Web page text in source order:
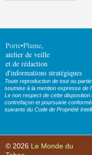
Porte•Plume,
atelier de veille
et de rédaction
d'informations stratégiques
Toute reproduction de tout ou
soumise à la mention expresse de
Le non respect de cette
contrefaçon et poursuivie
suivants du Code de Propriété
© 2026 Le Monde du